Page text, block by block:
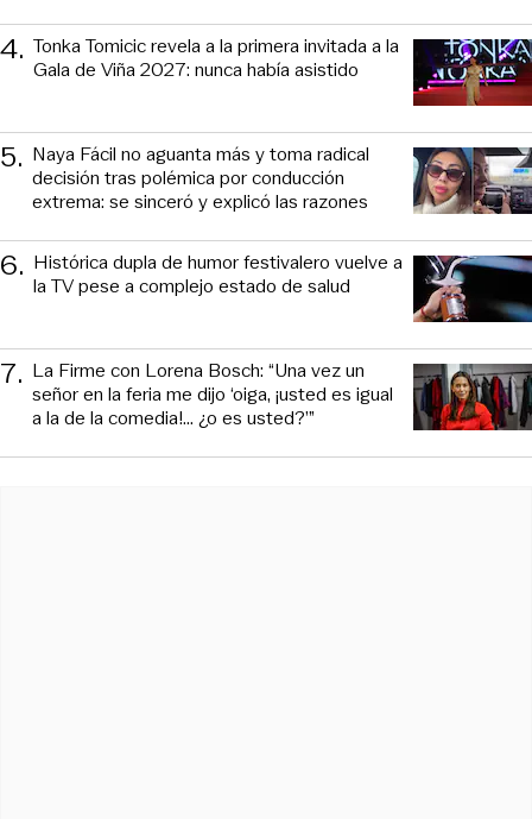
4. Tonka Tomicic revela a la primera invitada a la
Gala de Viña 2027: nunca había asistido
5. Naya Fácil no aguanta más y toma radical
decisión tras polémica por conducción
extrema: se sinceró y explicó las razones
6. Histórica dupla de humor festivalero vuelve a
la TV pese a complejo estado de salud
7. La Firme con Lorena Bosch: “Una vez un
señor en la feria me dijo ‘oiga, ¡usted es igual
a la de la comedia!... ¿o es usted?’”